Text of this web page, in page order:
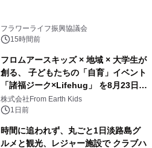
フラワーライフ振興協議会
15時間前
フロムアースキッズ × 地域 × 大学生が
創る、 子どもたちの「自育」イベント
「諸福ジーク×Lifehug」 を8月23日
(日)開催
株式会社From Earth Kids
1日前
時間に追われず、丸ごと1日淡路島グ
ルメと観光、レジャー施設で クラブハ